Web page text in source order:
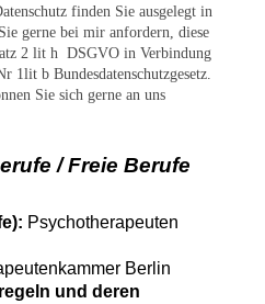
finden Sie ausgelegt in
gerne bei mir anfordern, diese
2 lit h DSGVO in Verbindung
1lit b Bundesdatenschutzgesetz.
Sie sich gerne an uns
/ Freie Berufe
Psychotherapeuten
Berlin
und deren